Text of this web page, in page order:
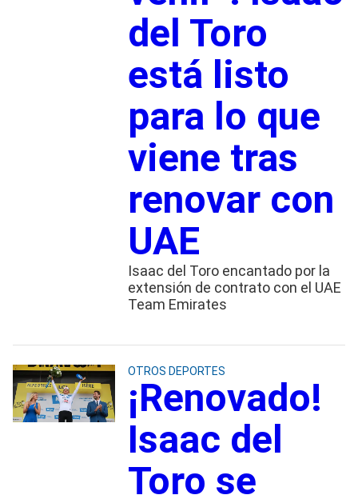
del Toro
está listo
para lo que
viene tras
renovar con
UAE
Isaac del Toro encantado por la
extensión de contrato con el UAE
Team Emirates
OTROS DEPORTES
¡Renovado!
Isaac del
Toro se